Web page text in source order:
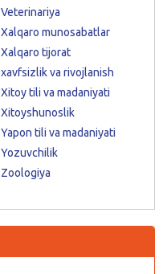
Veterinariya
Xalqaro munosabatlar
Xalqaro tijorat
xavfsizlik va rivojlanish
Xitoy tili va madaniyati
Xitoyshunoslik
Yapon tili va madaniyati
Yozuvchilik
Zoologiya